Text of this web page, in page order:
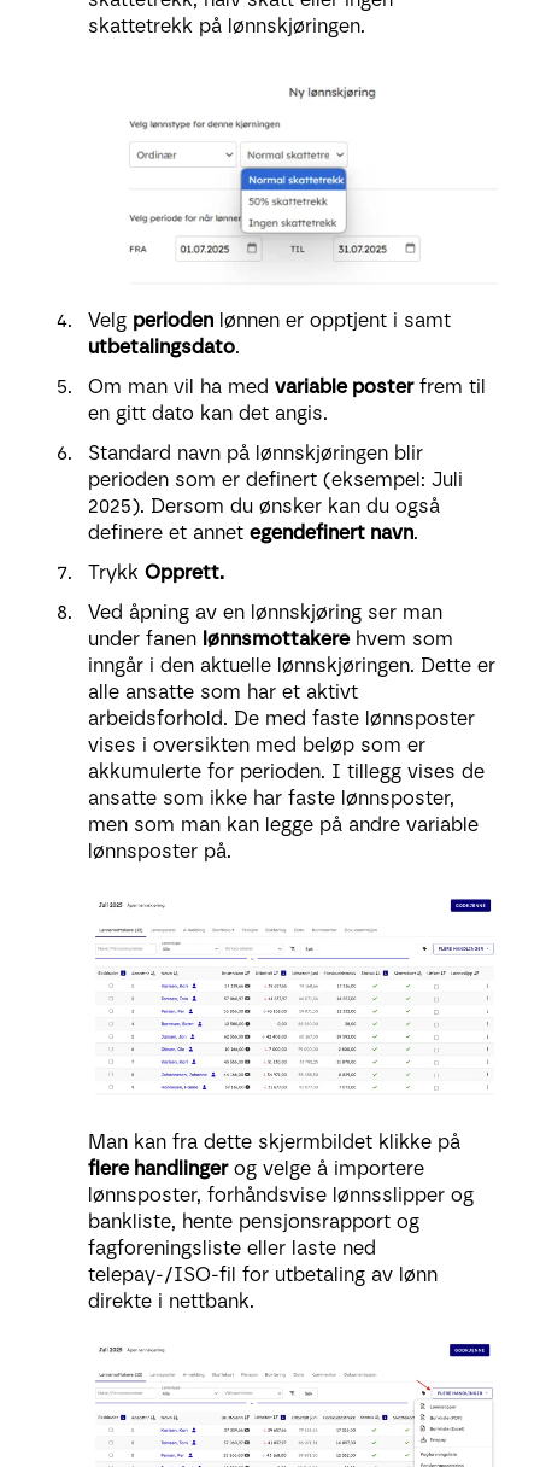
skattetrekk på lønnskjøringen.
Velg perioden lønnen er opptjent i samt
utbetalingsdato.
Om man vil ha med variable posterfrem til
en gitt dato kan det angis.
Standard navn på lønnskjøringen blir
perioden som er definert (eksempel: Juli
2025). Dersom du ønsker kan du også
definere et annet egendefinert navn.
Trykk Opprett.
Ved åpning av en lønnskjøring ser man
under fanen lønnsmottakerehvem som
inngår i den aktuelle lønnskjøringen. Dette er
alle ansatte som har et aktivt
arbeidsforhold. De med faste lønnsposter
vises i oversikten med beløp som er
akkumulerte for perioden. I tillegg vises de
ansatte som ikke har faste lønnsposter,
men som man kan legge på andre variable
lønnsposter på.
Man kan fra dette skjermbildet klikke på
flere handlingerog velge å importere
lønnsposter, forhåndsvise lønnsslipper og
bankliste, hente pensjonsrapport og
fagforeningsliste eller laste ned
telepay-/ISO-fil for utbetaling av lønn
direkte i nettbank.